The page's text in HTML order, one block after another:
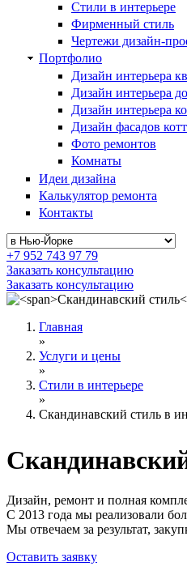
Стили в интерьере
Фирменный стиль
Чертежи дизайн-
Портфолио
Дизайн интерьера
Дизайн интерьера
Дизайн интерьера
Дизайн фасадов
Фото ремонтов
Комнаты
Идеи дизайна
Калькулятор ремонта
Контакты
+7 952 743 97 79
Заказать консультацию
Заказать консультацию
Главная
»
Услуги и цены
»
Стили в интерьере
»
Скандинавский стиль в
Дизайн, ремонт и полная
С 2013 года мы реализовали
Мы отвечаем за результат,
Оставить заявку